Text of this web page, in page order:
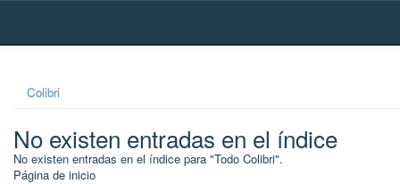
Skip
Colibri
No existen entradas en el índice
No existen entradas en el índice para "Todo Colibri".
Página de inicio